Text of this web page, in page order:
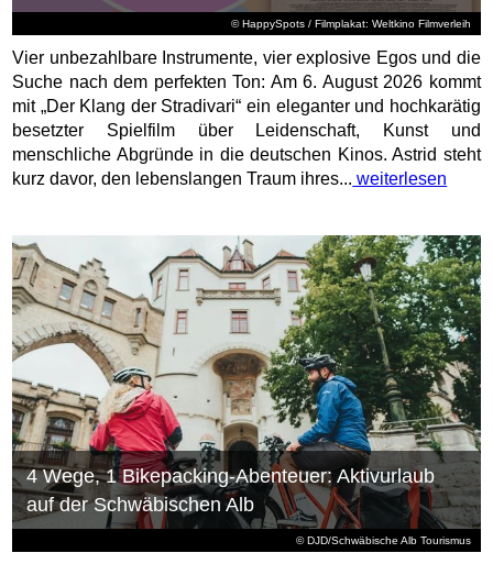
© HappySpots / Filmplakat: Weltkino Filmverleih
Vier unbezahlbare Instrumente, vier explosive Egos und die
Suche nach dem perfekten Ton: Am 6. August 2026 kommt
mit „Der Klang der Stradivari“ ein eleganter und hochkarätig
besetzter Spielfilm über Leidenschaft, Kunst und
menschliche Abgründe in die deutschen Kinos. Astrid steht
kurz davor, den lebenslangen Traum ihres... weiterlesen
© DJD/Schwäbische Alb Tourismus
4 Wege, 1 Bikepacking-Abenteuer: Aktivurlaub
auf der Schwäbischen Alb